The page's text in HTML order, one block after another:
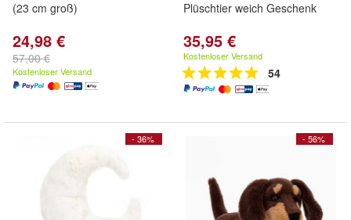
(23 cm groß)
24,98 €
57,00 €
Kostenloser Versand
Plüschtier weich Geschenk
35,95 €
Kostenloser Versand
54
- 36% - 56%